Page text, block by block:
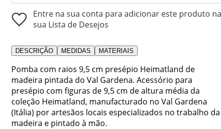
Entre na sua conta para adicionar este produto na
sua Lista de Desejos
DESCRIÇÃO MEDIDAS MATERIAIS
Pomba com raios 9,5 cm presépio Heimatland de
madeira pintada do Val Gardena. Acessório para
presépio com figuras de 9,5 cm de altura média da
coleção Heimatland, manufacturado no Val Gardena
(Itália) por artesãos locais especializados no trabalho da
madeira e pintado à mão.